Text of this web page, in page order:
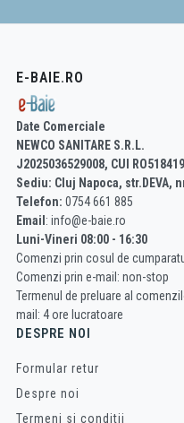
E-BAIE.RO
Date Comerciale
NEWCO SANITARE S.R.L.
J2025036529008, CUI
Sediu: Cluj Napoca, str.DEVA,
Telefon: 0754 661 885
Email : info@e-baie.ro
Luni-Vineri 08:00 - 16:30
Comenzi prin cosul de
Comenzi prin e-mail: non-stop
Termenul de preluare al
mail: 4 ore lucratoare
DESPRE NOI
Formular retur
Despre noi
Termeni si conditii